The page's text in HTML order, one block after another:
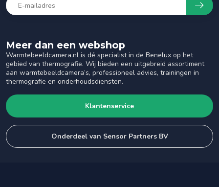
Meer dan een webshop
Warmtebeeldcamera.nl is dé specialist in de Benelux op het
gebied van thermografie. Wij bieden een uitgebreid assortiment
aan warmtebeeldcamera’s, professioneel advies, trainingen in
thermografie en onderhoudsdiensten.
Klantenservice
Onderdeel van Sensor Partners BV